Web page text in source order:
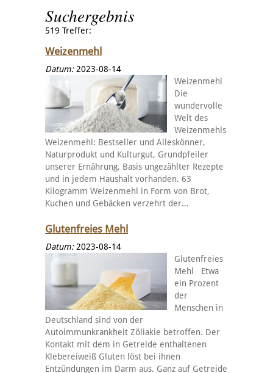
Suchergebnis
519 Treffer:
Weizenmehl
Datum:2023-08-14
Weizenmehl
Die
wundervolle
Welt des
Weizenmehls
Weizenmehl: Bestseller und Alleskönner,
Naturprodukt und Kulturgut, Grundpfeiler
unserer Ernährung, Basis ungezählter Rezepte
und in jedem Haushalt vorhanden. 63
Kilogramm Weizenmehl in Form von Brot,
Kuchen und Gebäcken verzehrt der…
Glutenfreies Mehl
Datum:2023-08-14
Glutenfreies
Mehl Etwa
ein Prozent
der
Menschen in
Deutschland sind von der
Autoimmunkrankheit Zöliakie betroffen. Der
Kontakt mit dem in Getreide enthaltenen
Klebereiweiß Gluten löst bei ihnen
Entzündungen im Darm aus. Ganz auf Getreide